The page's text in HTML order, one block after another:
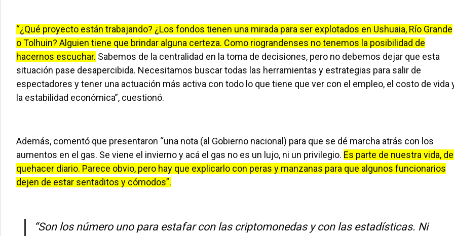
“¿Qué proyecto están trabajando? ¿Los fondos tienen una mirada para ser explotados en Ushuaia, Río Grande
o Tolhuin? Alguien tiene que brindar alguna certeza. Como riograndenses no tenemos la posibilidad de
hacernos escuchar. Sabemos de la centralidad en la toma de decisiones, pero no debemos dejar que esta
situación pase desapercibida. Necesitamos buscar todas las herramientas y estrategias para salir de
espectadores y tener una actuación más activa con todo lo que tiene que ver con el empleo, el costo de vida
la estabilidad económica”, cuestionó.
Además, comentó que presentaron “una nota (al Gobierno nacional) para que se dé marcha atrás con los
aumentos en el gas. Se viene el invierno y acá el gas no es un lujo, ni un privilegio. Es parte de nuestra vida,
quehacer diario. Parece obvio, pero hay que explicarlo con peras y manzanas para que algunos funcionarios
dejen de estar sentaditos y cómodos”.
“Son los número uno para estafar con las criptomonedas y con las estadísticas. Ni